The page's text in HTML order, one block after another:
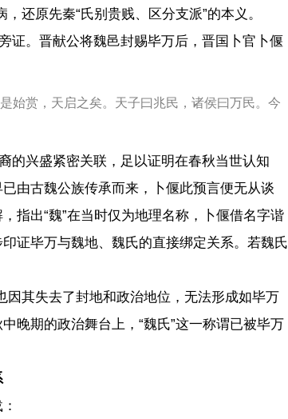
还原先秦“氏别贵贱、区分支派”的本义。
证。晋献公将魏邑封赐毕万后，晋国卜官 卜偃
始赏，天启之矣。天子曰兆民，诸侯曰万民。今
的兴盛紧密关联，足以证明在春秋当世认知
由古魏公族传承而来，卜偃此预言便无从谈
指出“魏”在当时仅为地理名称，卜偃借名字谐
证毕万与魏地、魏氏的直接绑定关系。若魏氏
因其失去了封地和政治地位，无法形成如毕万
晚期的政治舞台上，“魏氏”这一称谓已被毕万